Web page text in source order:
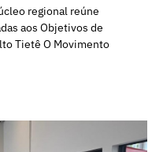
regional reúne
aos Objetivos de
Tietê O Movimento